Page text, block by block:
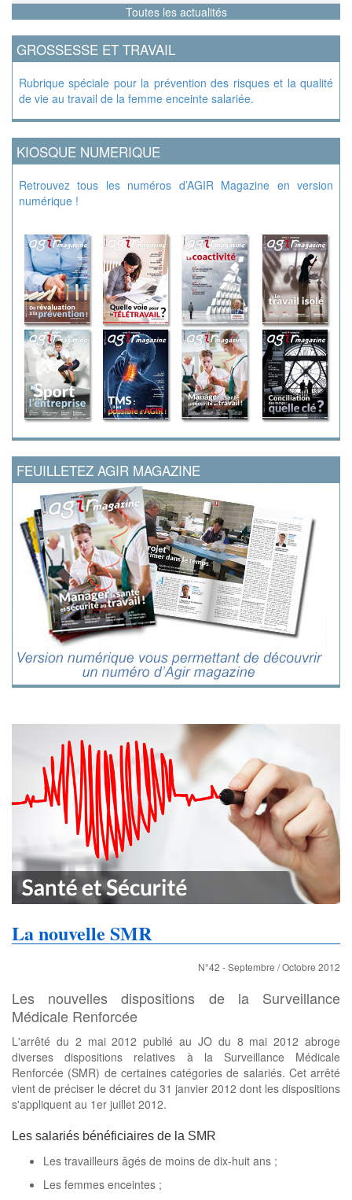
Toutes les actualités
GROSSESSE ET TRAVAIL
Rubrique spéciale pour la prévention des risques et la qualité
de vie au travail de la femme enceinte salariée.
KIOSQUE NUMERIQUE
Retrouvez tous les numéros d’AGIR Magazine en version
numérique !
FEUILLETEZ AGIR MAGAZINE
La nouvelle SMR
N°42 - Septembre / Octobre 2012
Les nouvelles dispositions de la Surveillance
Médicale Renforcée
L'arrêté du 2 mai 2012 publié au JO du 8 mai 2012 abroge
diverses dispositions relatives à la Surveillance Médicale
Renforcée (SMR) de certaines catégories de salariés. Cet arrêté
vient de préciser le décret du 31 janvier 2012 dont les dispositions
s'appliquent au 1er juillet 2012.
Les salariés bénéficiaires de la SMR
Les travailleurs âgés de moins de dix-huit ans ;
Les femmes enceintes ;